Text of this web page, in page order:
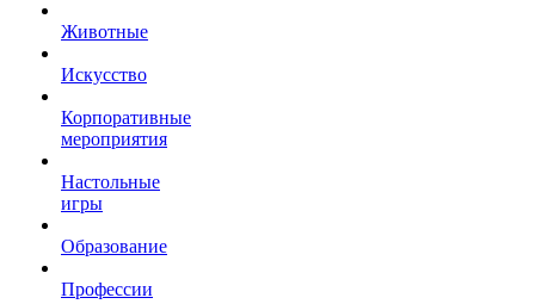
Животные
Искусство
Корпоративные
мероприятия
Настольные
игры
Образование
Профессии